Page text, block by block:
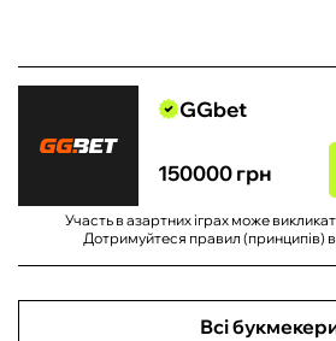
GGbet
150000 грн
Участь в азартних іграх може
Дотримуйтеся правил (принципів)
Всі